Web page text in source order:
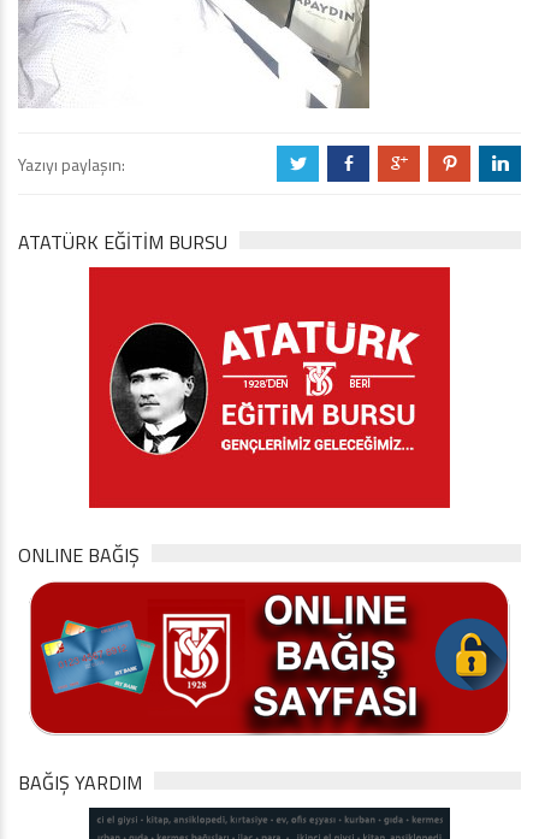
Yazıyı paylaşın: a b c d j
ATATÜRK EĞITIM BURSU
ONLINE BAĞIŞ
BAĞIŞ YARDIM